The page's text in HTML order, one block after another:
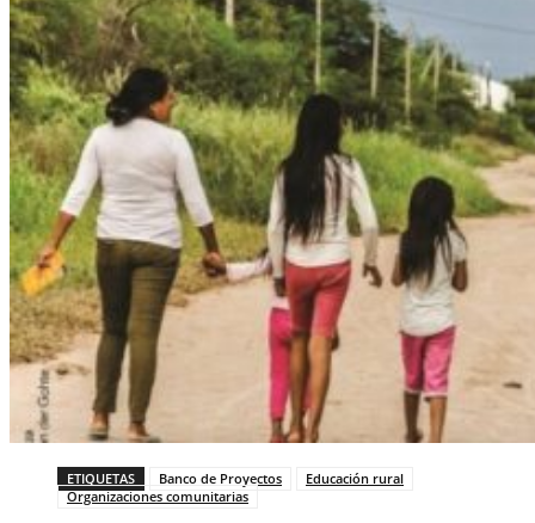
ETIQUETAS Banco de Proyectos
Educación rural
Organizaciones comunitarias